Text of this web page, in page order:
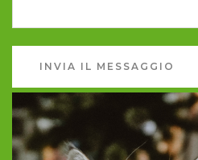
INVIA IL MESSAGGIO